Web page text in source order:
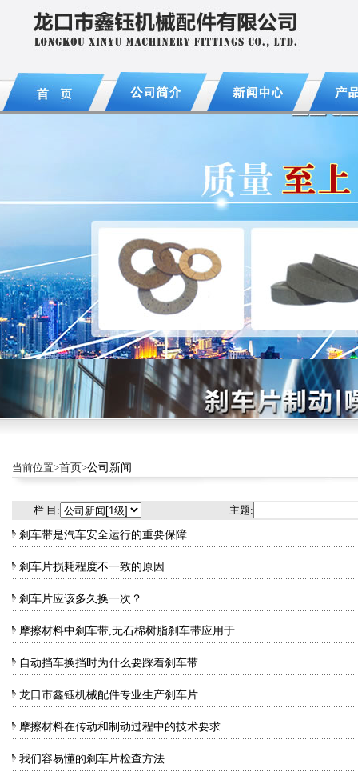
当前位置>首页>公司新闻
栏 目: 主题:
刹车带是汽车安全运行的重要保障
刹车片损耗程度不一致的原因
刹车片应该多久换一次？
摩擦材料中刹车带,无石棉树脂刹车带应用于
自动挡车换挡时为什么要踩着刹车带
龙口市鑫钰机械配件专业生产刹车片
摩擦材料在传动和制动过程中的技术要求
我们容易懂的刹车片检查方法